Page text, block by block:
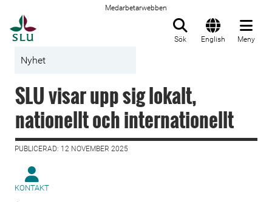
Medarbetarwebben
Sök English Meny
Nyhet
SLU visar upp sig lokalt,
nationellt och internationellt
PUBLICERAD: 12 NOVEMBER 2025
KONTAKT